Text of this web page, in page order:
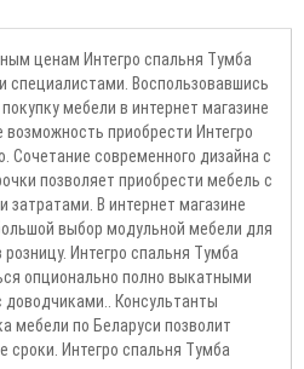
ценам Интегро спальня Тумба
специалистами. Воспользовавшись
мебели в интернет магазине
приобрести Интегро
Сочетание современного дизайна с
позволяет приобрести мебель с
В интернет магазине
выбор модульной мебели для
Интегро спальня Тумба
опционально полно выкатными
Консультанты
мебели по Беларуси позволит
сроки. Интегро спальня Тумба